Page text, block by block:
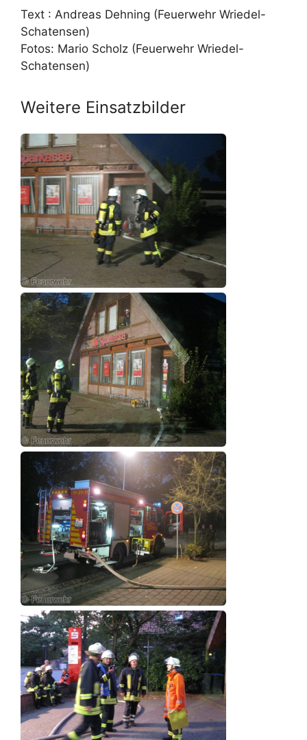
Text : Andreas Dehning (Feuerwehr Wriedel-
Schatensen)
Fotos: Mario Scholz (Feuerwehr Wriedel-
Schatensen)
Weitere Einsatzbilder